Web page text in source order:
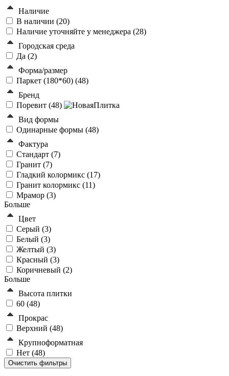
Наличие
В наличии (20)
Наличие уточняйте у менеджера (28)
Городская среда
Да (2)
Форма/размер
Паркет (180*60) (48)
Бренд
Поревит (48)
Вид формы
Одинарные формы (48)
Фактура
Стандарт (7)
Гранит (7)
Гладкий колормикс (17)
Гранит колормикс (11)
Мрамор (3)
Больше
Цвет
Серый (3)
Белый (3)
Желтый (3)
Красный (3)
Коричневый (2)
Больше
Высота плитки
60 (48)
Прокрас
Верхний (48)
Крупноформатная
Нет (48)